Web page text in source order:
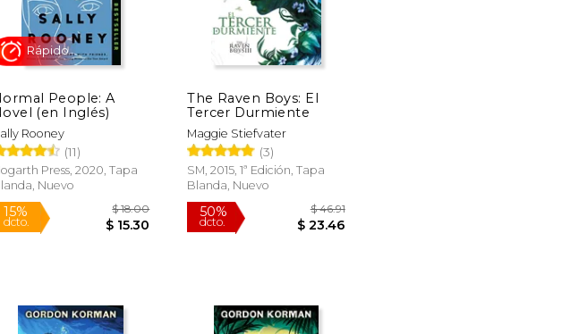
People: A
(en Inglés)
Rooney
(11)
Press, 2020, Tapa
Nuevo
dcto. $ 15.30
Rápido
The Raven Boys: El
Tercer Durmiente
Maggie Stiefvater
(3)
SM, 2015, 1ª Edición, Tapa
Blanda, Nuevo
dcto.